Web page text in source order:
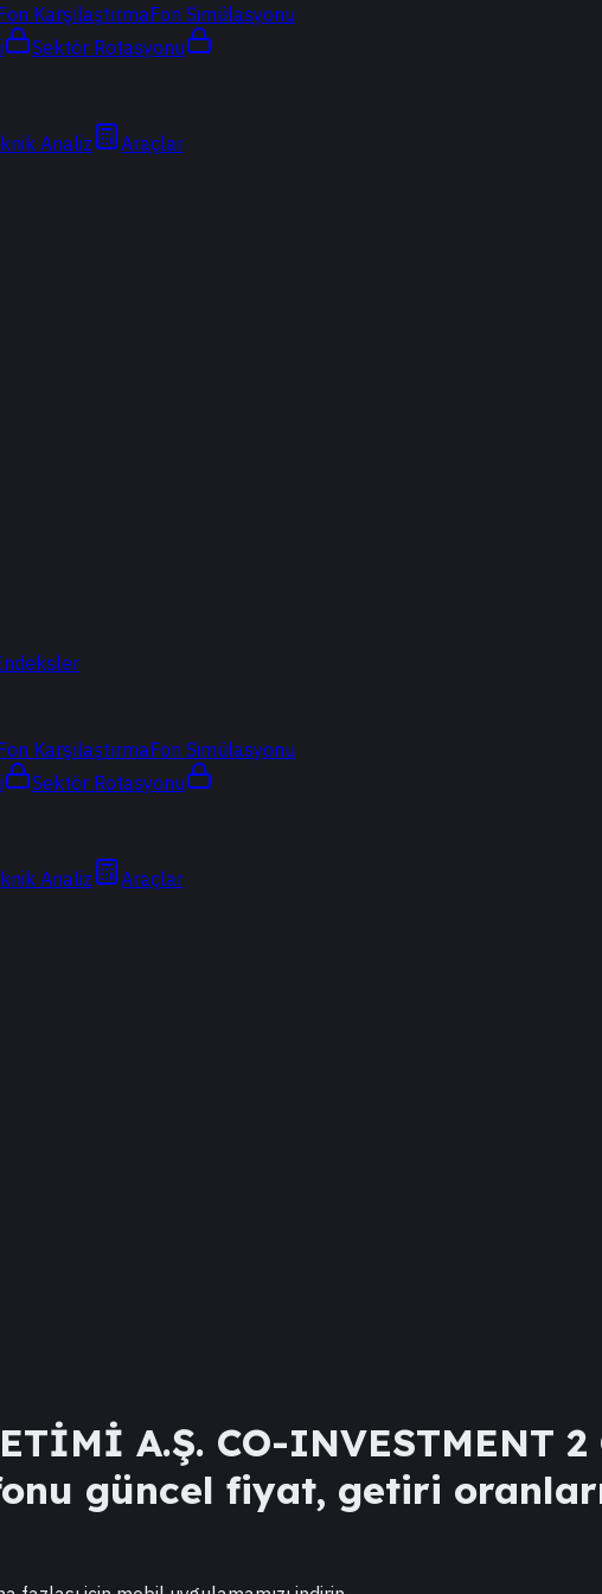
KarşılaştırmaFon Simülasyonu
Sektör Rotasyonu
Analiz
Araçlar
KarşılaştırmaFon Simülasyonu
Sektör Rotasyonu
Analiz
Araçlar
A.Ş. CO-INVESTMENT
güncel fiyat, getiri